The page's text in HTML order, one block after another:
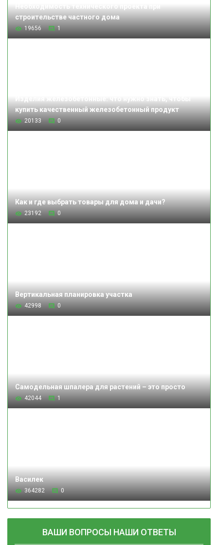
строительстве частного дома
19656 1
купить качественный железобетонный продукт
20133 0
Как и где выбрать товары для дома и дачи?
23192 0
Вертикальная планировка участка
42998 0
Самодельная шпалера для растений – это просто
42044 1
Василек
364282 0
ВАШИ ВОПРОСЫ НАШИ ОТВЕТЫ